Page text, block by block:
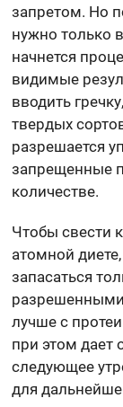
запретом. Но
нужно только
начнется
видимые
вводить
твердых
разрешается
запрещенные
количестве.
Чтобы свести
атомной
запасаться
разрешенными
лучше с
при этом дает
следующее
для